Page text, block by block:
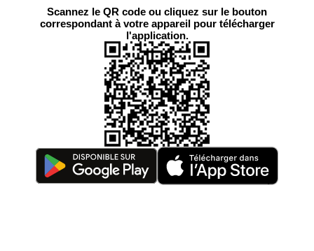
Scannez le QR code ou cliquez sur le bouton
correspondant à votre appareil pour télécharger
l'application.